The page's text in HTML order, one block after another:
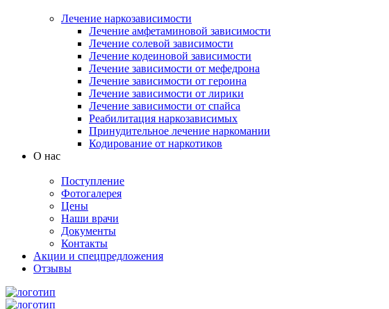
Лечение наркозависимости
Лечение амфетаминовой зависимости
Лечение солевой зависимости
Лечение кодеиновой зависимости
Лечение зависимости от мефедрона
Лечение зависимости от героина
Лечение зависимости от лирики
Лечение зависимости от спайса
Реабилитация наркозависимых
Принудительное лечение наркомании
Кодирование от наркотиков
О нас
Поступление
Фотогалерея
Цены
Наши врачи
Документы
Контакты
Акции и спецпредложения
Отзывы